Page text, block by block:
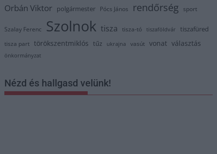
Orbán Viktor polgármester Pócs János rendőrség sport
Szalay Ferenc Szolnok tisza tisza-tó tiszaföldvár tiszafüred
tisza part törökszentmiklós tűz ukrajna vasút vonat választás
önkormányzat
Nézd és hallgasd velünk!